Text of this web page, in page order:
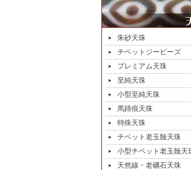
朱砂天珠
チベットジービーズ
プレミアム天珠
至純天珠
小型至純天珠
馬蹄痕天珠
特殊天珠
チベット老玉髄天珠
小型チベット老玉髄天
天然線・老礦石天珠